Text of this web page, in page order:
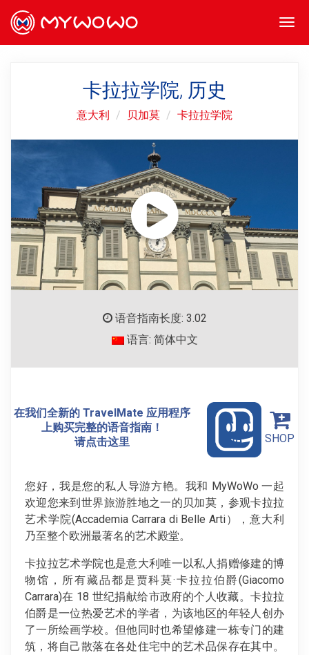
卡拉拉学院, 历史
意大利 贝加莫 卡拉拉学院
语音指南长度: 3.02
语言: 简体中文
在我们全新的 TravelMate 应用程序
上购买完整的语音指南！
请点击这里
SHOP
您好，我是您的私人导游方艳。我和 MyWoWo 一起
欢迎您来到世界旅游胜地之一的贝加莫，参观卡拉拉
艺术学院(Accademia Carrara di Belle Arti），意大利
乃至整个欧洲最著名的艺术殿堂。
卡拉拉艺术学院也是意大利唯一以私人捐赠修建的博
物馆，所有藏品都是贾科莫·卡拉拉伯爵(Giacomo
Carrara)在 18 世纪捐献给市政府的个人收藏。卡拉拉
伯爵是一位热爱艺术的学者，为该地区的年轻人创办
了一所绘画学校。但他同时也希望修建一栋专门的建
筑，将自己散落在各处住宅中的艺术品保存在其中。